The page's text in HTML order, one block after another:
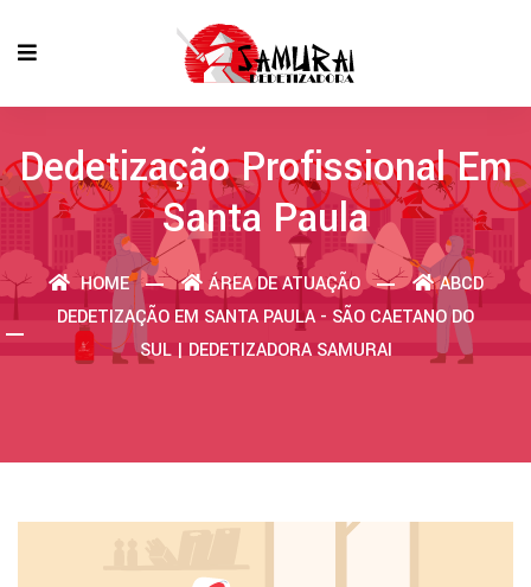
Dedetização Profissional Em
Santa Paula
HOME ÁREA DE ATUAÇÃO
ABCD
DEDETIZAÇÃO EM SANTA PAULA - SÃO CAETANO DO
SUL | DEDETIZADORA SAMURAI